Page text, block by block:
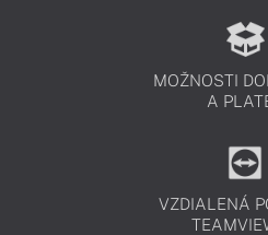
MOŽNOSTI
A
VZDIALENÁ